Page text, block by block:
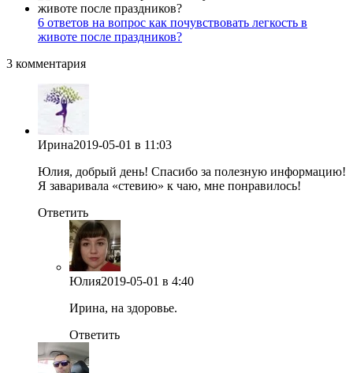
6 ответов на вопрос как почувствовать легкость в
животе после праздников?
3 комментария
Ирина2019-05-01 в 11:03
Юлия, добрый день! Спасибо за полезную информацию!
Я заваривала «стевию» к чаю, мне понравилось!
Ответить
Юлия2019-05-01 в 4:40
Ирина, на здоровье.
Ответить